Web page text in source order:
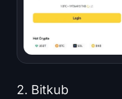
2. Bitkub